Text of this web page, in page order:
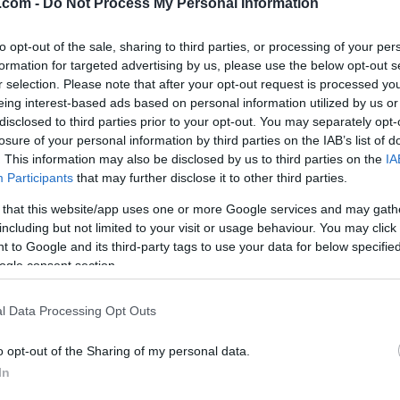
opt-out of the sale, sharing to third parties, or processing of your
for targeted advertising by us, please use the below opt-out
selection. Please note that after your opt-out request is processed
interest-based ads based on personal information utilized by us
to third parties prior to your opt-out. You may separately
of your personal information by third parties on the IAB’s list of
This information may also be disclosed by us to third parties on the
Participants that may further disclose it to other third parties.
that this website/app uses one or more Google services and may
but not limited to your visit or usage behaviour. You may
to Google and its third-party tags to use your data for below
consent section.
Data Processing Opt Outs
opt-out of the Sharing of my personal data.
|Ski Classics
på 15
SCHEVE 28.06.2024
i rulleski.
Ski Classics
Nok en suveren
til Emilie Fleten
BY HEDDA WESTBY 18.02.2024
Det ble dobbeltseier for